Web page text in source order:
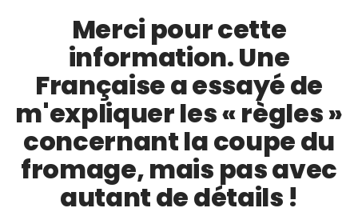
Merci pour cette
information. Une
Française a essayé de
m'expliquer les « règles »
concernant la coupe du
fromage, mais pas avec
autant de détails !